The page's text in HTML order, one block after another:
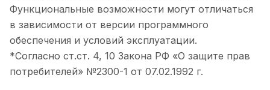
Функциональные возможности могут отличаться
в зависимости от версии программного
обеспечения и условий эксплуатации.
*Согласно ст.ст. 4, 10 Закона РФ «О защите прав
потребителей» №2300-1 от 07.02.1992 г.